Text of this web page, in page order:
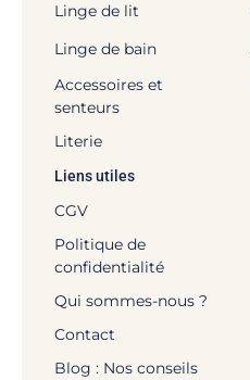
Linge de lit
Linge de bain
Accessoires et
senteurs
Literie
Liens utiles
CGV
Politique de
confidentialité
Qui sommes-nous ?
Contact
Blog : Nos conseils